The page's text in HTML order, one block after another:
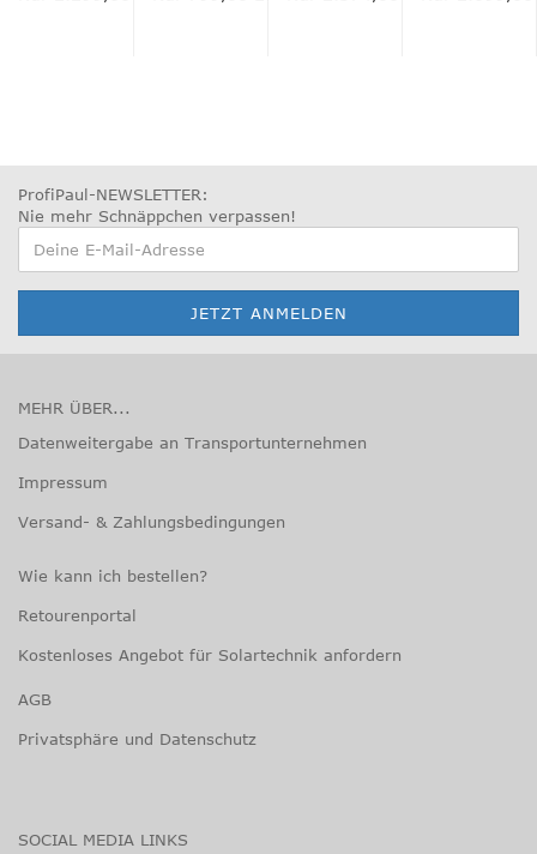
ProfiPaul-NEWSLETTER:
Nie mehr Schnäppchen verpassen!
MEHR ÜBER...
Datenweitergabe an Transportunternehmen
Impressum
Versand- & Zahlungsbedingungen
Wie kann ich bestellen?
Retourenportal
Kostenloses Angebot für Solartechnik anfordern
AGB
Privatsphäre und Datenschutz
SOCIAL MEDIA LINKS